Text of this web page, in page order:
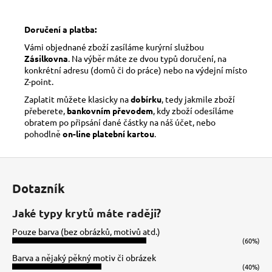
Doručení a platba:
Vámi objednané zboží zasíláme kurýrní službou
Zásilkovna . Na výběr máte ze dvou typů doručení, na
konkrétní adresu (domů či do práce) nebo na výdejní místo
Z-point.
Zaplatit můžete klasicky nadobírku , tedy jakmile zboží
přeberete, bankovním převodem , kdy zboží odesíláme
obratem po připsání dané částky na náš účet, nebo
pohodlně on-line platební kartou
Dotazník
Jaké typy krytů máte raději?
Pouze barva (bez obrázků, motivů atd.)
(60%)
Barva a nějaký pěkný motiv či obrázek
(40%)